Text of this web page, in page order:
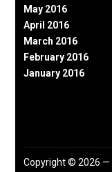
May 2016
April 2016
March 2016
February 2016
January 2016
Copyright © 2026 —